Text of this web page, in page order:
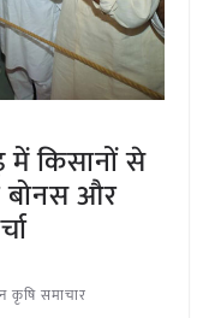
किसानों से
बोनस और
कृषि समाचार